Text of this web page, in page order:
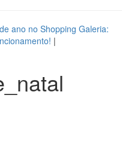
ano no Shopping Galeria:
|